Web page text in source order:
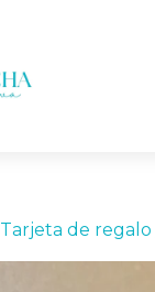
Tarjeta de regalo